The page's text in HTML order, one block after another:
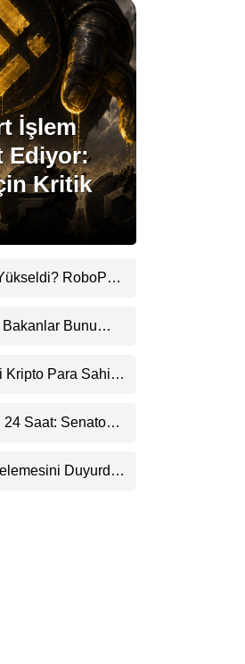
Memecoin Haberleri
Stablecoin Haberleri
Facebook
Instagram
LinkedIn
Telegram
İşlem
Ediyor:
Kritik
RoboPay
Bakanlar Bunu
Kripto Para Sahibi:
Saat: Senato
Duyurdu: